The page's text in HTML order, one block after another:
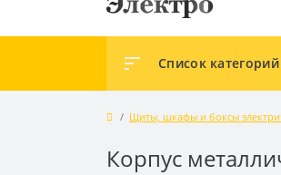
Список категорий
Щиты, шкафы и боксы
Корпус